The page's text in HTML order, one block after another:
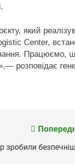
який
Center,
Працюємо,
розповідає
зробили